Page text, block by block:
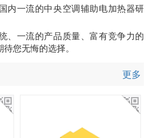
内一流的中央空调辅助电加热器研
、一流的产品质量、富有竞争力的
您无悔的选择。
更多